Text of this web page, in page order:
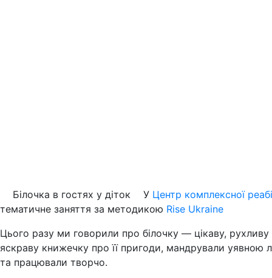
Білочка в гостях у діток У Центр комплексної
тематичне заняття за методикою Rise Ukraine
Цього разу ми говорили про білочку — цікаву,
яскраву книжечку про її пригоди, мандрували уявною
та працювали творчо.